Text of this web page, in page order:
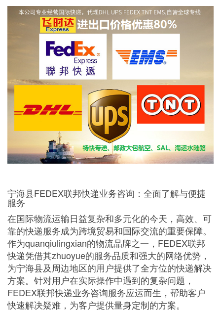
宁海县FEDEX联邦快递业务咨询：全面了解与便捷
服务
在国际物流运输日益复杂和多元化的今天，高效、可
靠的快递服务成为跨境贸易和国际交流的重要保障。
作为quanqiulingxian的物流品牌之一，FEDEX联邦
快递凭借其zhuoyue的服务品质和强大的网络优势，
为宁海县及周边地区的用户提供了全方位的快递解决
方案。针对用户在实际操作中遇到的复杂问题，
FEDEX联邦快递业务咨询服务应运而生，帮助客户
快速解决疑难，为客户提供量身定制的方案。